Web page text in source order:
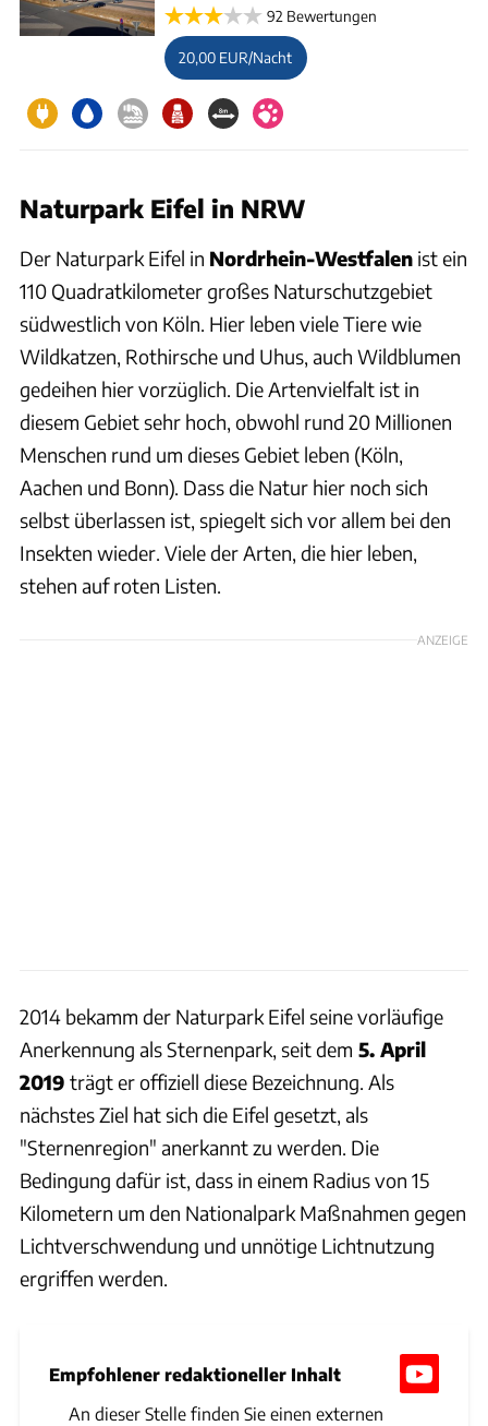
92 Bewertungen
20,00 EUR/Nacht
Naturpark Eifel in NRW
Der Naturpark Eifel in Nordrhein-Westfalen ist ein
110 Quadratkilometer großes Naturschutzgebiet
südwestlich von Köln. Hier leben viele Tiere wie
Wildkatzen, Rothirsche und Uhus, auch Wildblumen
gedeihen hier vorzüglich. Die Artenvielfalt ist in
diesem Gebiet sehr hoch, obwohl rund 20 Millionen
Menschen rund um dieses Gebiet leben (Köln,
Aachen und Bonn). Dass die Natur hier noch sich
selbst überlassen ist, spiegelt sich vor allem bei den
Insekten wieder. Viele der Arten, die hier leben,
stehen auf roten Listen.
ANZEIGE
2014 bekamm der Naturpark Eifel seine vorläufige
Anerkennung als Sternenpark, seit dem 5. April
2019 trägt er offiziell diese Bezeichnung. Als
nächstes Ziel hat sich die Eifel gesetzt, als
"Sternenregion" anerkannt zu werden. Die
Bedingung dafür ist, dass in einem Radius von 15
Kilometern um den Nationalpark Maßnahmen gegen
Lichtverschwendung und unnötige Lichtnutzung
ergriffen werden.
Empfohlener redaktioneller Inhalt
An dieser Stelle finden Sie einen externen